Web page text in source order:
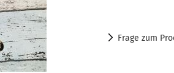
Frage zum